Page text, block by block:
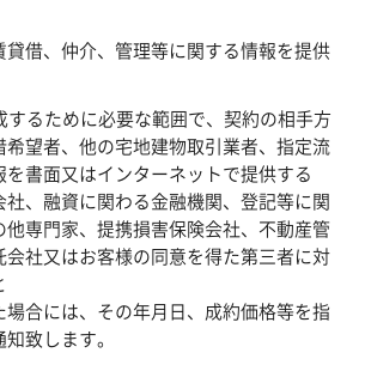
貸借、仲介、管理等に関する情報を提供
するために必要な範囲で、契約の相手方
希望者、他の宅地建物取引業者、指定流
書面又はインターネットで提供する
、融資に関わる金融機関、登記等に関
他専門家、提携損害保険会社、不動産管
社又はお客様の同意を得た第三者に対
場合には、その年月日、成約価格等を指
致します。